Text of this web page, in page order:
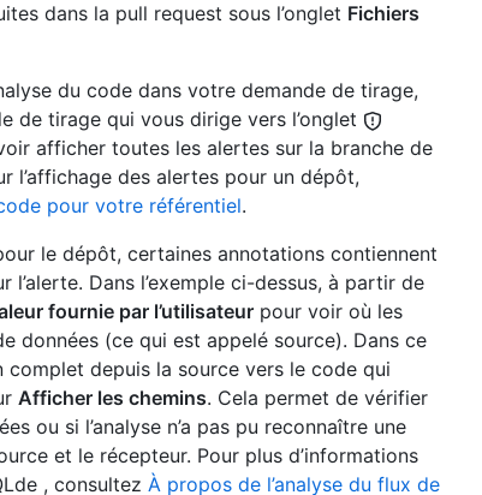
dans la pull request sous l’onglet Fichiers
du code dans votre demande de tirage,
de tirage qui vous dirige vers l’onglet
afficher toutes les alertes sur la branche de
l’affichage des alertes pour un dépôt,
pour votre référentiel.
le dépôt, certaines annotations contiennent
Dans l’exemple ci-dessus, à partir de
fournie par l’utilisateur pour voir où les
données (ce qui est appelé source). Dans ce
depuis la source vers le code qui
Afficher les chemins. Cela permet de vérifier
ou si l’analyse n’a pas pu reconnaître une
et le récepteur. Pour plus d’informations
, consultez À propos de l’analyse du flux de